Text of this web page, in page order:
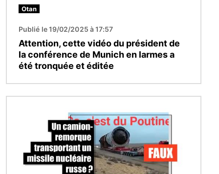
Otan
Publié le 19/02/2025 à 17:57
Attention, cette vidéo du président de
la conférence de Munich en larmes a
été tronquée et éditée